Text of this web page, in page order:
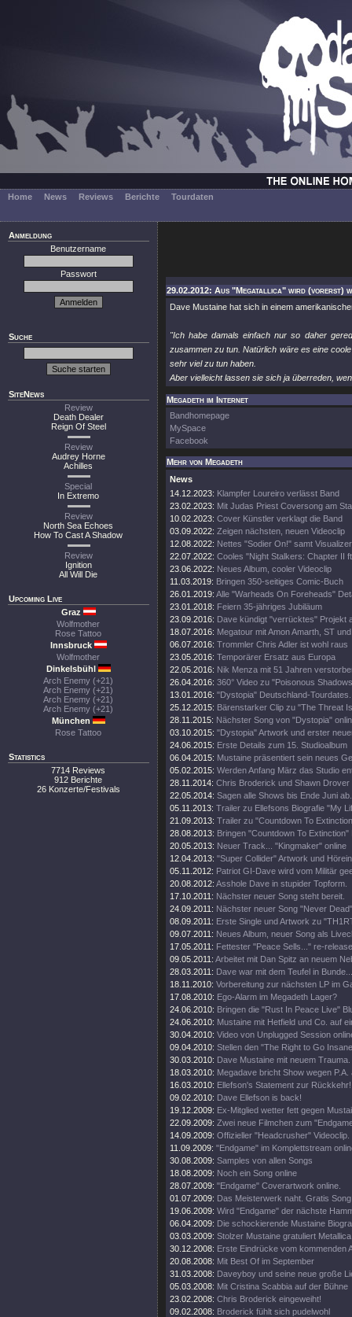
Home News Reviews Berichte Tourdaten
Anmeldung
Benutzername
Passwort
Suche
SiteNews
Review
Death Dealer
Reign Of Steel
Review
Audrey Horne
Achilles
Special
In Extremo
Review
North Sea Echoes
How To Cast A Shadow
Review
Ignition
All Will Die
Upcoming Live
Graz
Wolfmother
Rose Tattoo
Innsbruck
Wolfmother
Dinkelsbühl
Arch Enemy (+21)
Arch Enemy (+21)
Arch Enemy (+21)
Arch Enemy (+21)
München
Rose Tattoo
Statistics
7714 Reviews
912 Berichte
26 Konzerte/Festivals
29.02.2012: Aus "Megatallica" wird (vorerst)
Dave Mustaine hat sich in einem
"Ich habe damals einfach nur so daher
zusammen zu tun. Natürlich wäre es eine
sehr viel zu tun haben.
Aber vielleicht lassen sie sich ja überreden,
Megadeth im Internet
Bandhomepage
MySpace
Facebook
Mehr von Megadeth
News
14.12.2023: Klampfer Loureiro verlässt Band
23.02.2023: Mit Judas Priest Coversong am
10.02.2023: Cover Künstler verklagt die Band
03.09.2022: Zeigen nächsten, neuen Videoclip
12.08.2022: Nettes "Sodier On!" samt Visualizer
22.07.2022: Cooles "Night Stalkers: Chapter II
23.06.2022: Neues Album, cooler Videoclip
11.03.2019: Bringen 350-seitiges Comic-Buch
26.01.2019: Alle "Warheads On Foreheads"
23.01.2018: Feiern 35-jähriges Jubiläum
23.09.2016: Dave kündigt "verrücktes" Projekt
18.07.2016: Megatour mit Amon Amarth, ST
06.07.2016: Trommler Chris Adler ist wohl raus
23.05.2016: Temporärer Ersatz aus Europa
22.05.2016: Nik Menza mit 51 Jahren
26.04.2016: 360° Video zu "Poisonous
13.01.2016: "Dystopia" Deutschland-Tourdates.
25.12.2015: Bärenstarker Clip zu "The Threat
28.11.2015: Nächster Song von "Dystopia"
03.10.2015: "Dystopia" Artwork und erster
24.06.2015: Erste Details zum 15. Studioalbum
06.04.2015: Mustaine präsentiert sein neues
05.02.2015: Werden Anfang März das Studio
28.11.2014: Chris Broderick und Shawn
22.05.2014: Sagen alle Shows bis Ende Juni ab.
05.11.2013: Trailer zu Ellefsons Biografie "My
21.09.2013: Trailer zu "Countdown To
28.08.2013: Bringen "Countdown To Extinction"
20.05.2013: Neuer Track... "Kingmaker" online
12.04.2013: "Super Collider" Artwork und
05.11.2012: Patriot GI-Dave wird vom Militär
20.08.2012: Asshole Dave in stupider Topform.
17.10.2011: Nächster neuer Song steht bereit.
24.09.2011: Nächster neuer Song "Never
08.09.2011: Erste Single und Artwork zu
09.07.2011: Neues Album, neuer Song als
17.05.2011: Fettester "Peace Sells..." re-
09.05.2011: Arbeitet mit Dan Spitz an neuem
28.03.2011: Dave war mit dem Teufel in Bunde...
18.11.2010: Vorbereitung zur nächsten LP im
17.08.2010: Ego-Alarm im Megadeth Lager?
24.06.2010: Bringen die "Rust In Peace Live"
24.06.2010: Mustaine mit Hetfield und Co. auf
30.04.2010: Video von Unplugged Session
09.04.2010: Stellen den "The Right to Go
30.03.2010: Dave Mustaine mit neuem Trauma.
18.03.2010: Megadave bricht Show wegen P.A.
16.03.2010: Ellefson's Statement zur Rückkehr!
09.02.2010: Dave Ellefson is back!
19.12.2009: Ex-Mitglied wetter fett gegen
22.09.2009: Zwei neue Filmchen zum
14.09.2009: Offizieller "Headcrusher" Videoclip.
11.09.2009: "Endgame" im Komplettstream
30.08.2009: Samples von allen Songs
18.08.2009: Noch ein Song online
28.07.2009: "Endgame" Coverartwork online.
01.07.2009: Das Meisterwerk naht. Gratis
19.06.2009: Wird "Endgame" der nächste
06.04.2009: Die schockierende Mustaine
03.03.2009: Stolzer Mustaine gratuliert
30.12.2008: Erste Eindrücke vom kommenden
20.08.2008: Mit Best Of im September
31.03.2008: Daveyboy und seine neue große
05.03.2008: Mit Cristina Scabbia auf der Bühne
23.02.2008: Chris Broderick eingeweiht!
09.02.2008: Broderick fühlt sich pudelwohl